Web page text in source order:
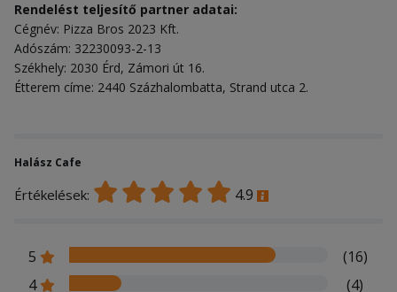
Rendelést teljesítő partner adatai:
Cégnév: Pizza Bros 2023 Kft.
Adószám: 32230093-2-13
Székhely: 2030 Érd, Zámori út 16.
Étterem címe: 2440 Százhalombatta, Strand utca 2.
Halász Cafe
Értékelések: 4.9
5
(16)
4
(4)